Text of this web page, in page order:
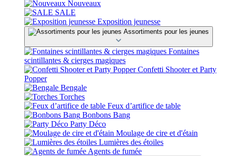
Nouveaux
SALE
Exposition jeunesse
Assortiments pour les jeunes
Fontaines
scintillantes & cierges magiques
Confetti Shooter et Party
Popper
Bengale
Torches
Feux d’artifice de table
Bonbons Bang
Party Déco
Moulage de cire et d'étain
Lumières des étoiles
Agents de fumée